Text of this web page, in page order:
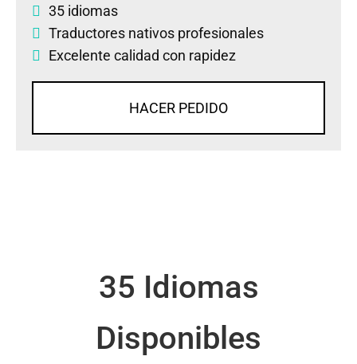
35 idiomas
Traductores nativos profesionales
Excelente calidad con rapidez
HACER PEDIDO
35 Idiomas
Disponibles